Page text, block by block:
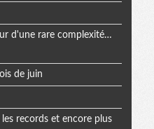
d'une rare complexité…
de juin
records et encore plus